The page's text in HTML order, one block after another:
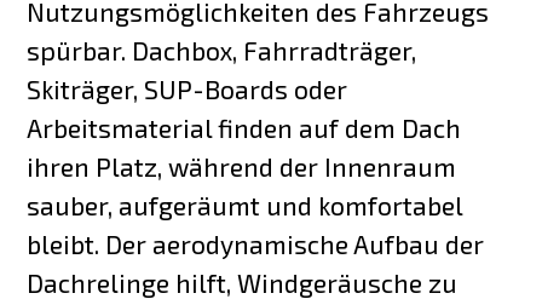
Nutzungsmöglichkeiten des Fahrzeugs
spürbar. Dachbox, Fahrradträger,
Skiträger, SUP-Boards oder
Arbeitsmaterial finden auf dem Dach
ihren Platz, während der Innenraum
sauber, aufgeräumt und komfortabel
bleibt. Der aerodynamische Aufbau der
Dachrelinge hilft, Windgeräusche zu